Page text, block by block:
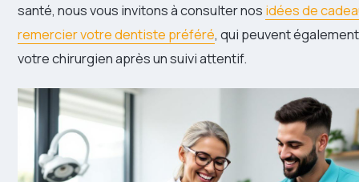
santé, nous vous invitons à consulter nos idées de
remercier votre dentiste préféré, qui peuvent
votre chirurgien après un suivi attentif.